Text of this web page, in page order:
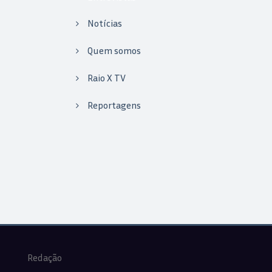
Notícias
Quem somos
Raio X TV
Reportagens
Redação